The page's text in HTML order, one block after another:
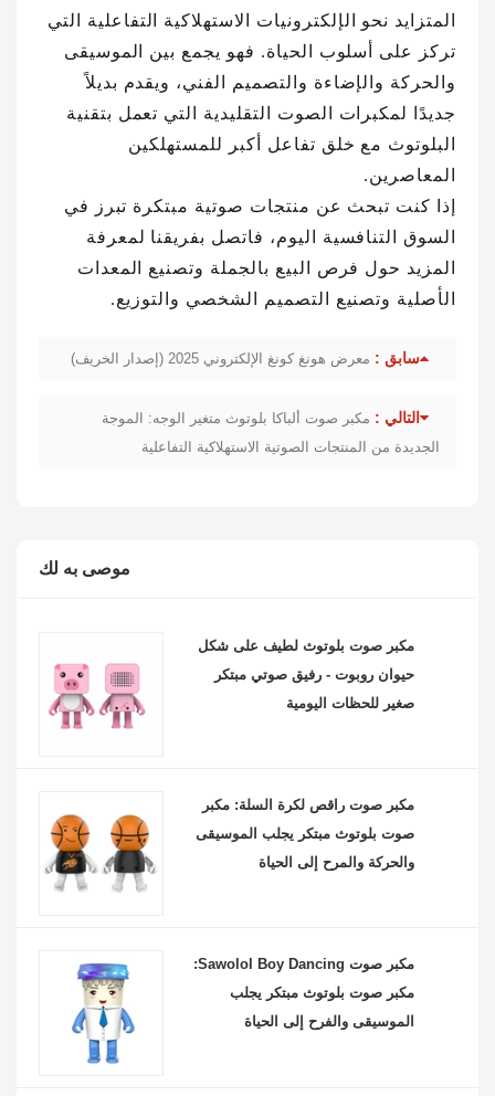
المتزايد نحو الإلكترونيات الاستهلاكية التفاعلية التي
تركز على أسلوب الحياة. فهو يجمع بين الموسيقى
والحركة والإضاءة والتصميم الفني، ويقدم بديلاً
جديدًا لمكبرات الصوت التقليدية التي تعمل بتقنية
البلوتوث مع خلق تفاعل أكبر للمستهلكين
المعاصرين.
إذا كنت تبحث عن منتجات صوتية مبتكرة تبرز في
السوق التنافسية اليوم، فاتصل بفريقنا لمعرفة
المزيد حول فرص البيع بالجملة وتصنيع المعدات
الأصلية وتصنيع التصميم الشخصي والتوزيع.
سابق : معرض هونغ كونغ الإلكتروني 2025 (إصدار الخريف)
التالي : مكبر صوت ألباكا بلوتوث متغير الوجه: الموجة
الجديدة من المنتجات الصوتية الاستهلاكية التفاعلية
موصى به لك
مكبر صوت بلوتوث لطيف على شكل
حيوان روبوت - رفيق صوتي مبتكر
صغير للحظات اليومية
مكبر صوت راقص لكرة السلة: مكبر
صوت بلوتوث مبتكر يجلب الموسيقى
والحركة والمرح إلى الحياة
مكبر صوت Sawolol Boy Dancing:
مكبر صوت بلوتوث مبتكر يجلب
الموسيقى والفرح إلى الحياة